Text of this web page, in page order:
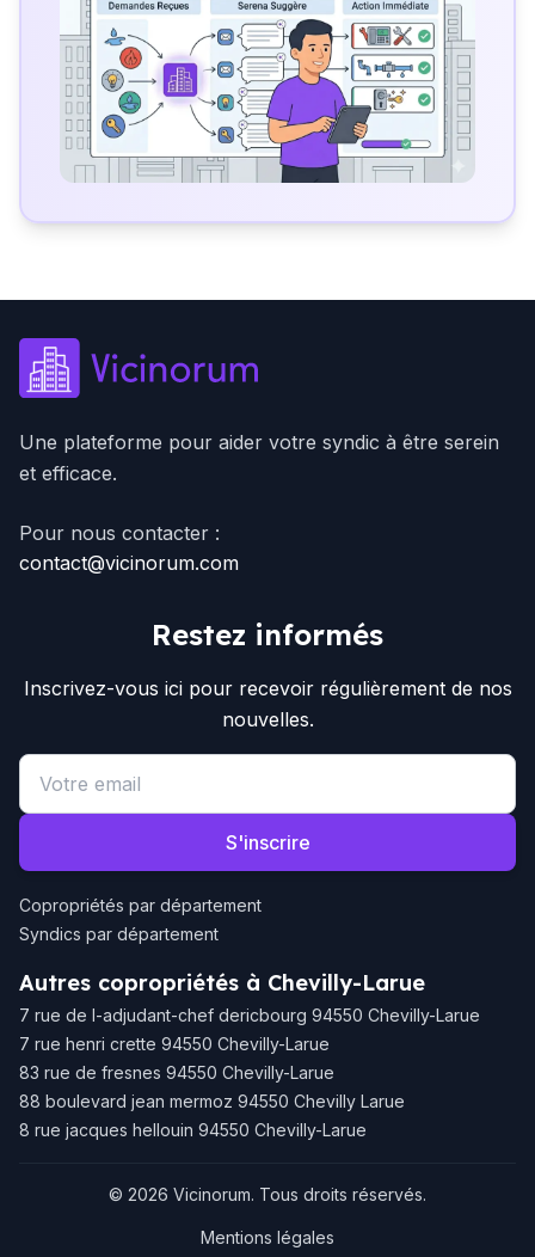
Une plateforme pour aider votre syndic à être serein
et efficace.
Pour nous contacter :
contact@vicinorum.com
Restez informés
Inscrivez-vous ici pour recevoir régulièrement de nos
nouvelles.
Email address
S'inscrire
Copropriétés par département
Syndics par département
Autres copropriétés à Chevilly-Larue
7 rue de l-adjudant-chef dericbourg 94550 Chevilly-Larue
7 rue henri crette 94550 Chevilly-Larue
83 rue de fresnes 94550 Chevilly-Larue
88 boulevard jean mermoz 94550 Chevilly Larue
8 rue jacques hellouin 94550 Chevilly-Larue
© 2026 Vicinorum. Tous droits réservés.
Mentions légales